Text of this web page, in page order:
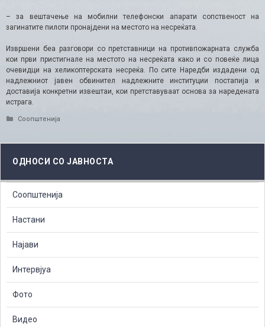
– за вештачење на мобилни телефонски апарати сопственост на
загинатите пилоти пронајдени на местото на несреќата.
Извршени беа разговори со претставници на противпожарната служба
кои први пристигнале на местото на несреќата како и со повеќе лица
очевидци на хеликоптерската несреќа. По сите Наредби издадени од
надлежниот јавен обвинител надлежните институции постапија и
доставија конкретни извештаи, кои претставуваат основа за наредената
истрага.
Categories
Соопштенија
ОДНОСИ СО ЈАВНОСТА
Соопштенија
Настани
Најави
Интервјуа
Фото
Видео